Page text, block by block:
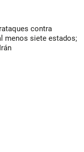
contra
menos siete estados;